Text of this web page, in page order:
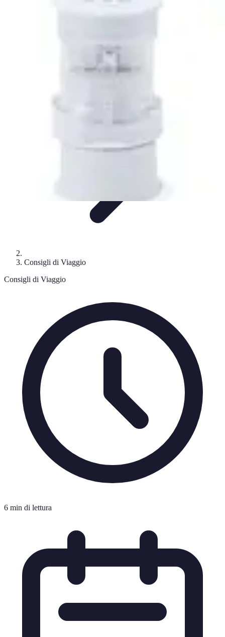
Sicurezza e Preparazione
Consigli di Viaggio
Consigli di Viaggio
6 min di lettura